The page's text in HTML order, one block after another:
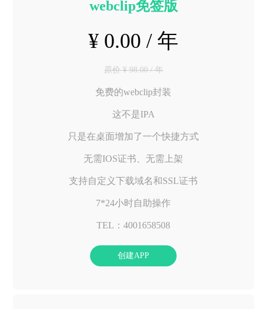
webclip免签版
¥ 0.00 / 年
原价 ¥ 98.00 / 年
免费的webclip封装
这不是IPA
只是在桌面增加了一个快捷方式
无需IOS证书、无需上架
支持自定义下载域名和SSL证书
7*24小时自助操作
TEL：4001658508
创建APP